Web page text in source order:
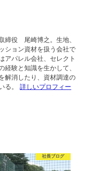
締役 尾崎博之。生地、
ション資材を扱う会社で
アパレル会社、セレクト
経験と知識を生かして、
解消したり、資材調達の
る。詳しいプロフィー
社長ブログ